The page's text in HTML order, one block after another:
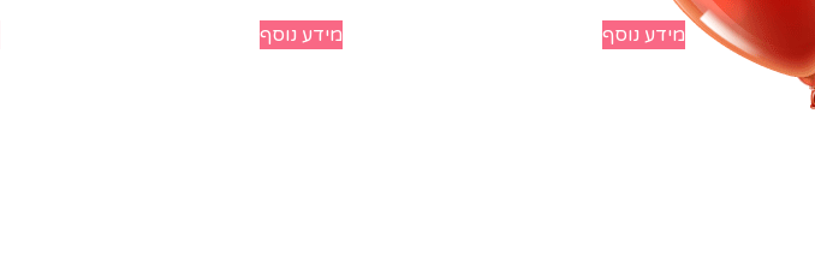
מידע נוסף
מידע נוסף